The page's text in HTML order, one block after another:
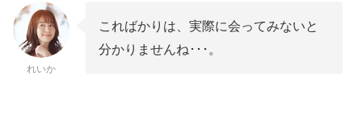
れいか
こればかりは、実際に会ってみないと
分かりませんね･･･。